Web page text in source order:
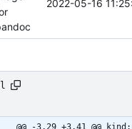
2022-05-16
@@ -3,29 +3,41 @@